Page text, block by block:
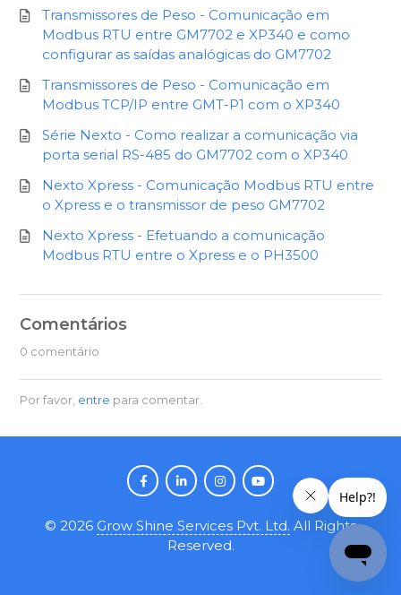
Transmissores de Peso - Comunicação em
Modbus RTU entre GM7702 e XP340 e como
configurar as saídas analógicas do GM7702
Transmissores de Peso - Comunicação em
Modbus TCP/IP entre GMT-P1 com o XP340
Série Nexto - Como realizar a comunicação via
porta serial RS-485 do GM7702 com o XP340
Nexto Xpress - Comunicação Modbus RTU entre
o Xpress e o transmissor de peso GM7702
Nexto Xpress - Efetuando a comunicação
Modbus RTU entre o Xpress e o PH3500
Comentários
0 comentário
Por favor, entre para comentar.
© 2026 Grow Shine Services Pvt. Ltd. All Rights
Reserved.